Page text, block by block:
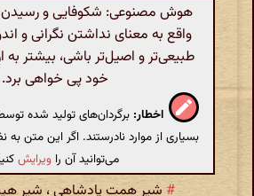
هوش مصنوعی: شکوفایی و رسیدن
واقع به معنای نداشتن نگرانی و
طبیعی‌تر و اصیل‌تر باشی، بیشتر
خود پی خواهی برد.
اخطار: برگردان‌های تولید شده
بسیاری از موارد نادرستند. اگر این متن
می‌توانید آن را ویرایش
# شیر همت پادشاهی ، شیر